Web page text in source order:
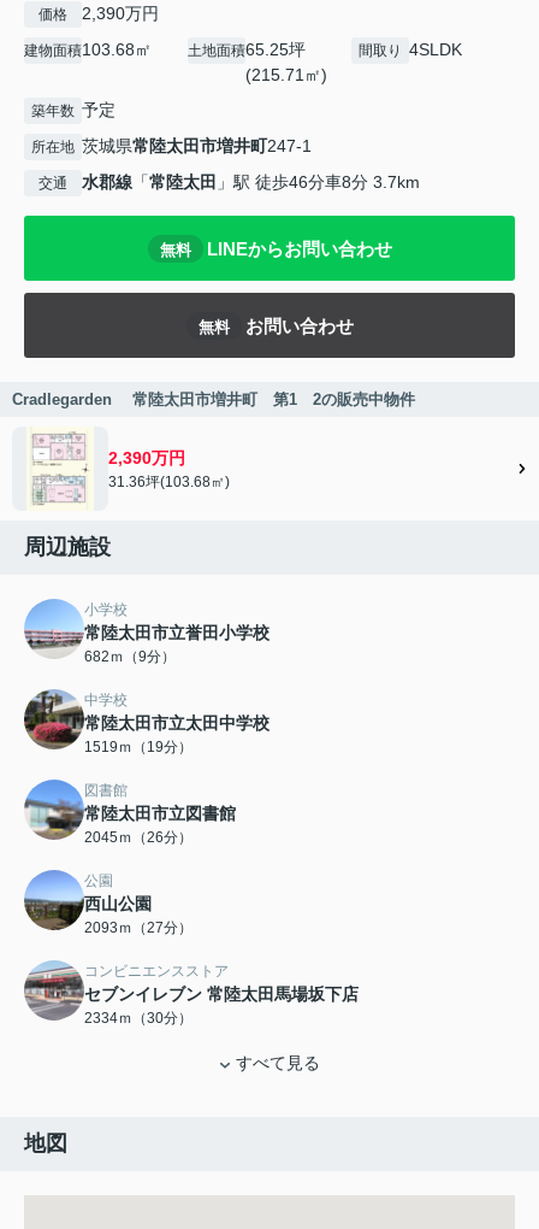
価格 2,390万円
建物面積103.68㎡ 土地面積65.25坪
(215.71㎡)
間取り 4SLDK
築年数 予定
所在地 茨城県常陸太田市増井町247-1
交通 水郡線 「常陸太田 」駅 徒歩46分車8分 3.7km
無料 LINEからお問い合わせ
無料 お問い合わせ
Cradlegarden 常陸太田市増井町 第1 2の販売中物件
2,390万円
31.36坪(103.68㎡)
周辺施設
小学校
常陸太田市立誉田小学校
682ｍ（9分）
中学校
常陸太田市立太田中学校
1519ｍ（19分）
図書館
常陸太田市立図書館
2045ｍ（26分）
公園
西山公園
2093ｍ（27分）
コンビニエンスストア
セブンイレブン 常陸太田馬場坂下店
2334ｍ（30分）
すべて見る
地図